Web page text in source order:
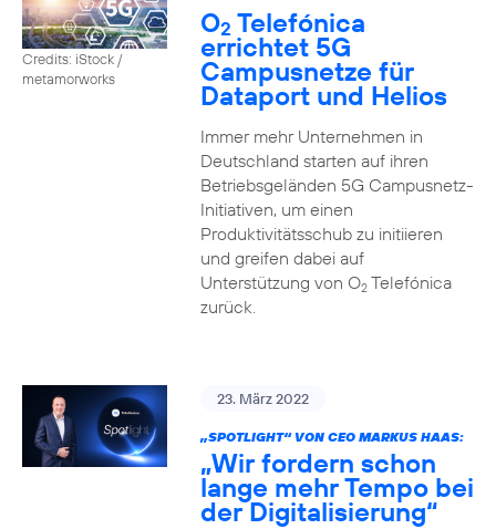
Credits: iStock /
metamorworks
O2 Telefónica
errichtet 5G
Campusnetze für
Dataport und Helios
Immer mehr Unternehmen in
Deutschland starten auf ihren
Betriebsgeländen 5G Campusnetz-
Initiativen, um einen
Produktivitätsschub zu initiieren
und greifen dabei auf
Unterstützung von O2Telefónica
zurück.
23. März 2022
„SPOTLIGHT“ VON CEO MARKUS HAAS:
„Wir fordern schon
lange mehr Tempo bei
der Digitalisierung“